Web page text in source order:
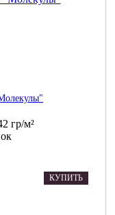
гр/м²
КУПИТЬ